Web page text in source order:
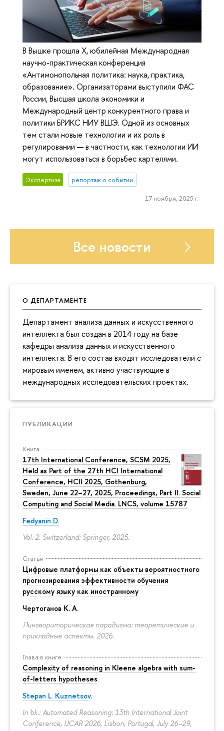
О ДЕПАРТАМЕНТЕ
Департамент анализа данных и искусственного
интеллекта был создан в 2014 году на базе
кафедры анализа данных и искусственного
интеллекта. В его состав входят исследователи с
мировым именем, активно участвующие в
международных исследовательских проектах.
ПУБЛИКАЦИИ
Книга
17th International Conference, SCSM 2025,
Held as Part of the 27th HCI International
Conference, HCII 2025, Gothenburg,
Sweden, June 22–27, 2025, Proceedings, Part II. Social
Computing and Social Media. LNCS, volume 15787
Fedyanin D.
Vol. 2. Switzerland: Springer, 2025.
Статья
Цифровые платформы как объекты вероятностного
прогнозирования эффективности обучения
русскому языку как иностранному
Чертоганов К. А.
Лингвориторическая парадигма: теоретические и
прикладные аспекты. 2026.
Глава в книге
Complexity of reasoning in Kleene algebra with sum-
of-letters hypotheses
Stepan L. Kuznetsov.
In bk.: Automated Reasoning: 13th International Joint
Conference, IJCAR 2026, Lisbon, Portugal, July 26–29,
В Вышке прошла X, юбилейная Международная
научно-практическая конференция
«Антимонопольная политика: наука, практика,
образование». Организаторами выступили ФАС
России, Высшая школа экономики и
Международный центр конкурентного права и
политики БРИКС НИУ ВШЭ. Одной из основных
тем стали новые технологии и их роль в
регулировании — в частности, как технологии ИИ
могут использоваться в борьбес картелями.
Экспертиза репортаж о событии
17 ноября, 2025 г.
Все новости